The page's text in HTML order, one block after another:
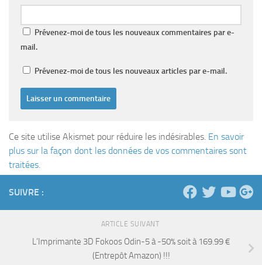
Prévenez-moi de tous les nouveaux commentaires par e-
mail.
Prévenez-moi de tous les nouveaux articles par e-mail.
Ce site utilise Akismet pour réduire les indésirables. En savoir
plus sur la façon dont les données de vos commentaires sont
traitées.
SUIVRE :
ARTICLE SUIVANT
L’Imprimante 3D Fokoos Odin-5 à -50% soit à 169.99 €
(Entrepôt Amazon) !!!